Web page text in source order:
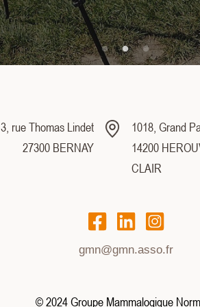
3, rue Thomas Lindet
27300 BERNAY
1018, Grand
14200
CLAIR
gmn@gmn.asso.fr
© 2024 Groupe Mammalogique